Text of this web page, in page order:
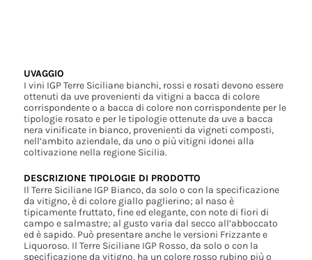
UVAGGIO
I vini IGP Terre Siciliane bianchi, rossi e rosati devono essere
ottenuti da uve provenienti da vitigni a bacca di colore
corrispondente o a bacca di colore non corrispondente per le
tipologie rosato e per le tipologie ottenute da uve a bacca
nera vinificate in bianco, provenienti da vigneti composti,
nell’ambito aziendale, da uno o più vitigni idonei alla
coltivazione nella regione Sicilia.
DESCRIZIONE TIPOLOGIE DI PRODOTTO
Il Terre Siciliane IGP Bianco, da solo o con la specificazione
da vitigno, è di colore giallo paglierino; al naso è
tipicamente fruttato, fine ed elegante, con note di fiori di
campo e salmastre; al gusto varia dal secco all’abboccato
ed è sapido. Può presentare anche le versioni Frizzante e
Liquoroso. Il Terre Siciliane IGP Rosso, da solo o con la
specificazione da vitigno, ha un colore rosso rubino più o